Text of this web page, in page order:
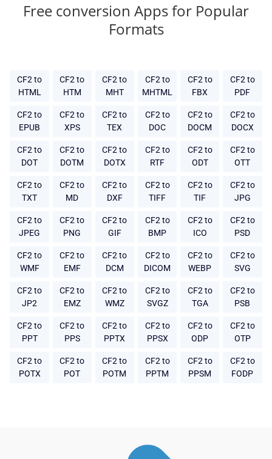
Free conversion Apps for Popular
Formats
CF2 to
HTML
CF2 to
HTM
CF2 to
MHT
CF2 to
MHTML
CF2 to
FBX
CF2 to
PDF
CF2 to
EPUB
CF2 to
XPS
CF2 to
TEX
CF2 to
DOC
CF2 to
DOCM
CF2 to
DOCX
CF2 to
DOT
CF2 to
DOTM
CF2 to
DOTX
CF2 to
RTF
CF2 to
ODT
CF2 to
OTT
CF2 to
TXT
CF2 to
MD
CF2 to
DXF
CF2 to
TIFF
CF2 to
TIF
CF2 to
JPG
CF2 to
JPEG
CF2 to
PNG
CF2 to
GIF
CF2 to
BMP
CF2 to
ICO
CF2 to
PSD
CF2 to
WMF
CF2 to
EMF
CF2 to
DCM
CF2 to
DICOM
CF2 to
WEBP
CF2 to
SVG
CF2 to
JP2
CF2 to
EMZ
CF2 to
WMZ
CF2 to
SVGZ
CF2 to
TGA
CF2 to
PSB
CF2 to
PPT
CF2 to
PPS
CF2 to
PPTX
CF2 to
PPSX
CF2 to
ODP
CF2 to
OTP
CF2 to
POTX
CF2 to
POT
CF2 to
POTM
CF2 to
PPTM
CF2 to
PPSM
CF2 to
FODP